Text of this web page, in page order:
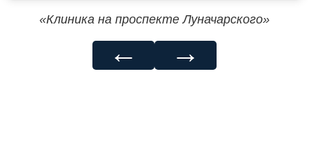
«Клиника на проспекте Луначарского»
← →